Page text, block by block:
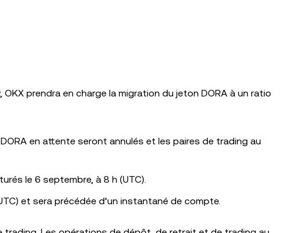
prendra en charge la migration du jeton DORA à un ratio
en attente seront annulés et les paires de trading au
le 6 septembre, à 8 h (UTC).
et sera précédée d’un instantané de compte.